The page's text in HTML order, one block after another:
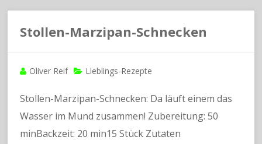
Stollen-Marzipan-Schnecken
Oliver Reif Lieblings-Rezepte
Stollen-Marzipan-Schnecken: Da läuft einem das
Wasser im Mund zusammen! Zubereitung: 50
minBackzeit: 20 min15 Stück Zutaten